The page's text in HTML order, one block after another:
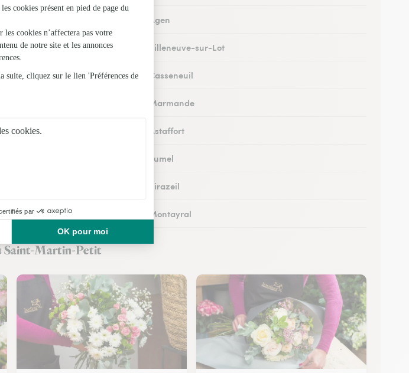
Fleuristes à Agen
Fleuristes à Villeneuve-sur-Lot
Fleuristes à Casseneuil
Fleuristes à Marmande
Fleuristes à Astaffort
Fleuristes à Fumel
Fleuristes à Virazeil
Fleuristes à Montayral
Fleuristes à Tonneins
Saint-Martin-Petit